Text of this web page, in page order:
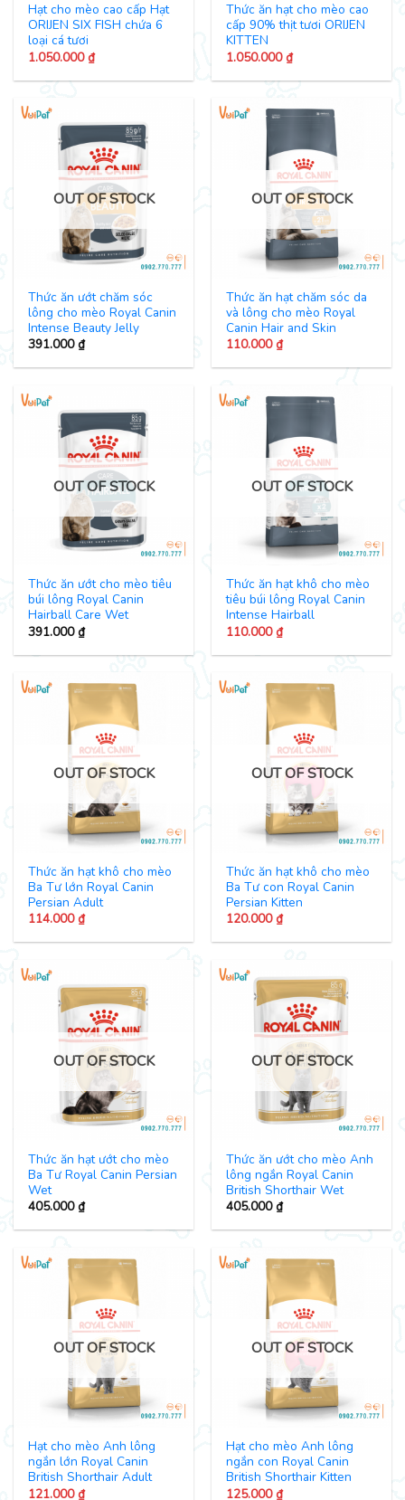
Hạt cho mèo cao cấp Hạt
ORIJEN SIX FISH chứa 6
loại cá tươi
1.050.000₫
Thức ăn hạt cho mèo cao
cấp 90% thịt tươi ORIJEN
KITTEN
1.050.000₫
OUT OF STOCK
Thức ăn ướt chăm sóc
lông cho mèo Royal Canin
Intense Beauty Jelly
391.000₫
OUT OF STOCK
Thức ăn hạt chăm sóc da
và lông cho mèo Royal
Canin Hair and Skin
110.000₫
OUT OF STOCK
Thức ăn ướt cho mèo tiêu
búi lông Royal Canin
Hairball Care Wet
391.000₫
OUT OF STOCK
Thức ăn hạt khô cho mèo
tiêu búi lông Royal Canin
Intense Hairball
110.000₫
OUT OF STOCK
Thức ăn hạt khô cho mèo
Ba Tư lớn Royal Canin
Persian Adult
114.000₫
OUT OF STOCK
Thức ăn hạt khô cho mèo
Ba Tư con Royal Canin
Persian Kitten
120.000₫
OUT OF STOCK
Thức ăn hạt ướt cho mèo
Ba Tư Royal Canin Persian
Wet
405.000₫
OUT OF STOCK
Thức ăn ướt cho mèo Anh
lông ngắn Royal Canin
British Shorthair Wet
405.000₫
OUT OF STOCK
Hạt cho mèo Anh lông
ngắn lớn Royal Canin
British Shorthair Adult
121.000₫
OUT OF STOCK
Hạt cho mèo Anh lông
ngắn con Royal Canin
British Shorthair Kitten
125.000₫